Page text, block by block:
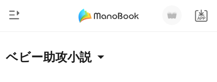
ホームページ
ベビー助攻小説